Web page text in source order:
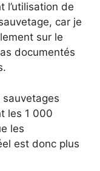
l’utilisation de
car je
sur le
documentés
les 1 000
les
est donc plus